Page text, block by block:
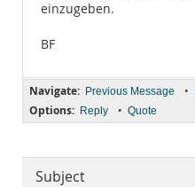
einzugeben.
BF
Navigate: Previous Message •
Options: Reply • Quote
Subject